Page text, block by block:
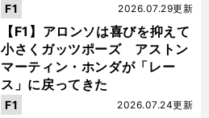
【F1】アロンソは喜びを抑えて
小さくガッツポーズ アストン
マーティン・ホンダが「レー
ス」に戻ってきた
2026.07.29更新
F1
2026.07.24更新
F1